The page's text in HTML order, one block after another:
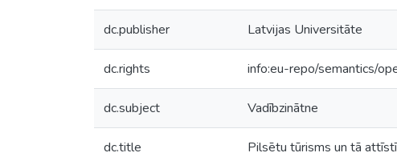
dc.publisher Latvijas Universitāte
dc.rights info:eu-repo/semantics/
dc.subject Vadībzinātne
dc.title Pilsētu tūrisms un tā